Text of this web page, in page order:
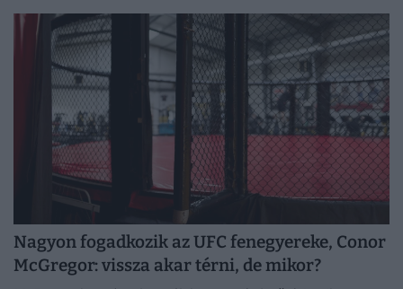
Nagyon fogadkozik az UFC fenegyereke, Conor
McGregor: vissza akar térni, de mikor?